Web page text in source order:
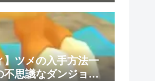
】ツメの入手方法一
不思議なダンジョ